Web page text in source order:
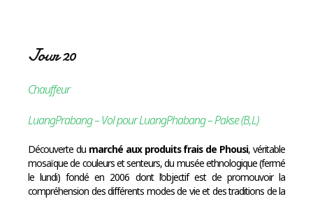
Jour 20
Chauffeur
LuangPrabang – Vol pour LuangPhabang – Pakse (B,L)
Découverte du marché aux produits frais de Phousi, véritable
mosaïque de couleurs et senteurs, du musée ethnologique (fermé
le lundi) fondé en 2006 dont l’objectif est de promouvoir la
compréhension des différents modes de vie et des traditions de la